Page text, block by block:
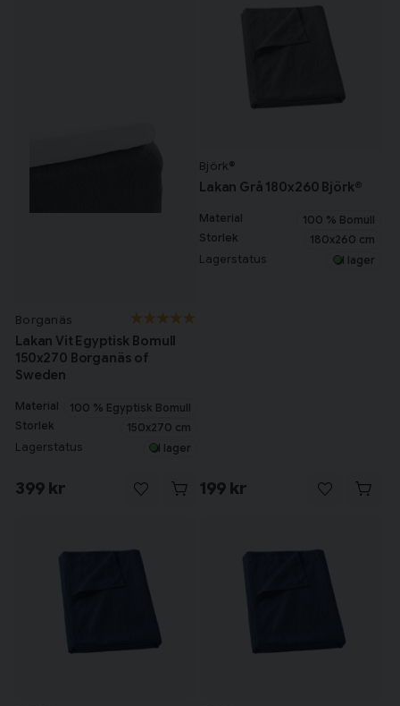
Borganäs
Lakan Vit Egyptisk Bomull
150x270 Borganäs of
Sweden
Material
100 % Egyptisk Bomull
Storlek
150x270 cm
Lagerstatus I lager
399 kr
Björk®
Lakan Grå 180x260 Björk®
Material
100 % Bomull
Storlek
180x260 cm
Lagerstatus I lager
199 kr